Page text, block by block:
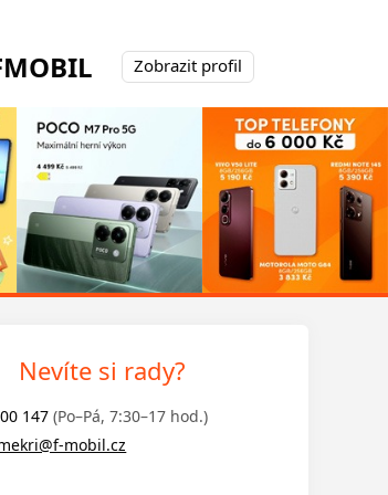
Zobrazit profil
Nevíte si rady?
147 (Po–Pá, 7:30–17 hod.)
mobil.cz